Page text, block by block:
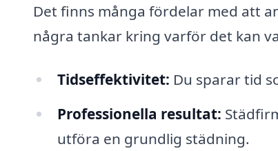
Det finns många fördelar med att
några tankar kring varför det kan
Tidseffektivitet: Du sparar tid
Professionella resultat:
utföra en grundlig städning.